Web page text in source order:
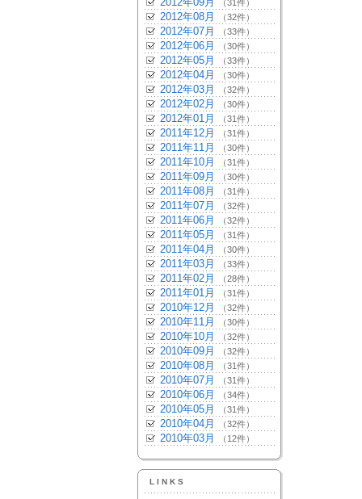
（31件）
2012年08月 （32件）
2012年07月 （33件）
2012年06月 （30件）
2012年05月 （33件）
2012年04月 （30件）
2012年03月 （32件）
2012年02月 （30件）
2012年01月 （31件）
2011年12月 （31件）
2011年11月 （30件）
2011年10月 （31件）
2011年09月 （30件）
2011年08月 （31件）
2011年07月 （32件）
2011年06月 （32件）
2011年05月 （31件）
2011年04月 （30件）
2011年03月 （33件）
2011年02月 （28件）
2011年01月 （31件）
2010年12月 （32件）
2010年11月 （30件）
2010年10月 （32件）
2010年09月 （32件）
2010年08月 （31件）
2010年07月 （31件）
2010年06月 （34件）
2010年05月 （31件）
2010年04月 （32件）
2010年03月 （12件）
LINKS